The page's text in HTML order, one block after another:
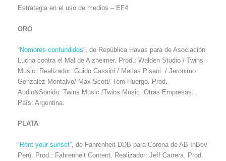
Estrategia en el uso de medios – EF4
ORO
“Nombres confundidos”, de República Havas para de Asociación
Lucha contra el Mal de Alzheimer. Prod.: Walden Studio / Twins
Music. Realizador: Guido Cassini / Matias Pisani. / Jeronimo
Gonzalez Montalvo/ Max Scott/ Tom Huergo. Prod.
Audio&Sonido: Twins Music /Twins Music. Otras Empresas: .
País: Argentina.
PLATA
“Rent your sunset”, de Fahrenheit DDB para Corona de AB InBev
Perú. Prod.: Fahrenheit Content. Realizador: Jeff Carrera. Prod.